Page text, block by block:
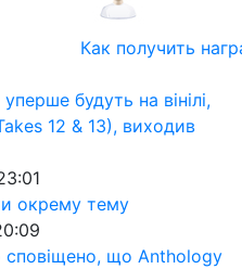
Как получить
будуть на вінілі,
12 & 13), виходив
окрему тему
сповіщено, що Anthology